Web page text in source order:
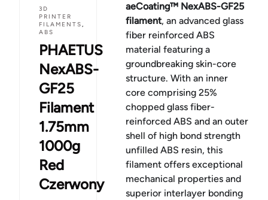
3D
PRINTER
FILAMENTS,
ABS
PHAETUS
NexABS-
GF25
Filament
1.75mm
1000g
Red
Czerwony
aeCoating™ NexABS-GF25
filament, an advanced glass
fiber reinforced ABS
material featuring a
groundbreaking skin-core
structure. With an inner
core comprising 25%
chopped glass fiber-
reinforced ABS and an outer
shell of high bond strength
unfilled ABS resin, this
filament offers exceptional
mechanical properties and
superior interlayer bonding